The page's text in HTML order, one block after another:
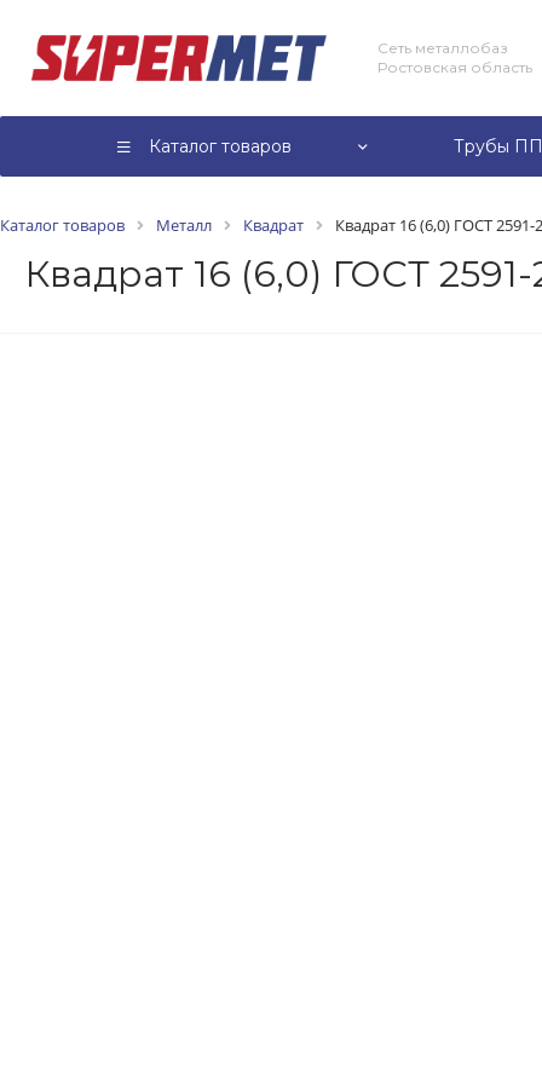
Сеть металлобаз
Ростовская область
Каталог товаров Трубы
Каталог товаров Металл Квадрат Квадрат 16 (6,0) ГОСТ 2591-
Квадрат 16 (6,0) ГОСТ